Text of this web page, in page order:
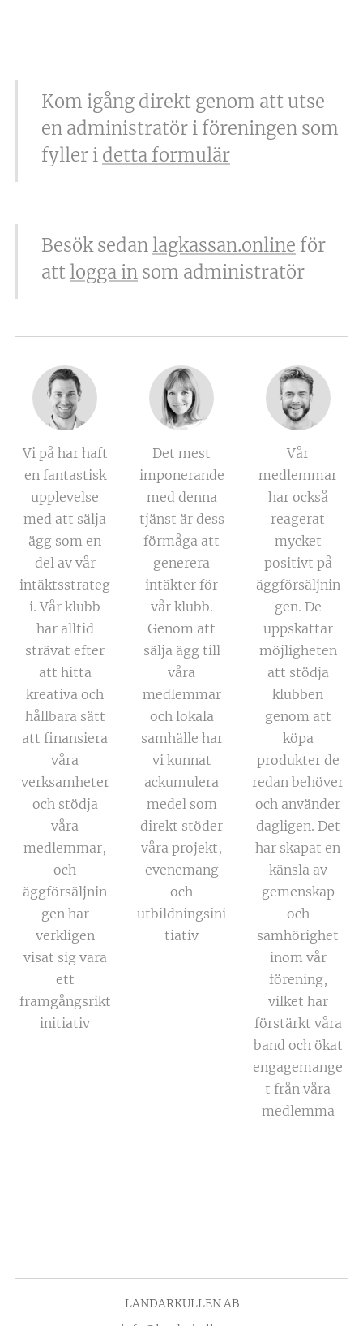
Kom igång direkt genom att utse
en administratör i föreningen som
fyller i detta formulär
Besök sedan lagkassan.online för
att logga in som administratör
Vi på har haft
en fantastisk
upplevelse
med att sälja
ägg som en
del av vår
intäktsstrateg
i. Vår klubb
har alltid
strävat efter
att hitta
kreativa och
hållbara sätt
att finansiera
våra
verksamheter
och stödja
våra
medlemmar,
och
äggförsäljnin
gen har
verkligen
visat sig vara
ett
framgångsrikt
initiativ
Det mest
imponerande
med denna
tjänst är dess
förmåga att
generera
intäkter för
vår klubb.
Genom att
sälja ägg till
våra
medlemmar
och lokala
samhälle har
vi kunnat
ackumulera
medel som
direkt stöder
våra projekt,
evenemang
och
utbildningsini
tiativ
Vår
medlemmar
har också
reagerat
mycket
positivt på
äggförsäljnin
gen. De
uppskattar
möjligheten
att stödja
klubben
genom att
köpa
produkter de
redan behöver
och använder
dagligen. Det
har skapat en
känsla av
gemenskap
och
samhörighet
inom vår
förening,
vilket har
förstärkt våra
band och ökat
engagemange
t från våra
medlemma
LANDARKULLEN AB